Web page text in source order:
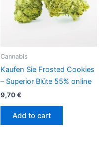
Cannabis
Kaufen Sie Frosted Cookies
– Superior Blüte 55% online
9,70€
Add to cart